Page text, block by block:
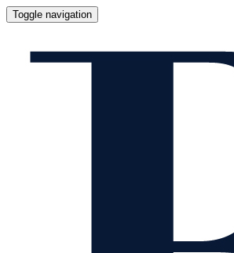
Toggle navigation